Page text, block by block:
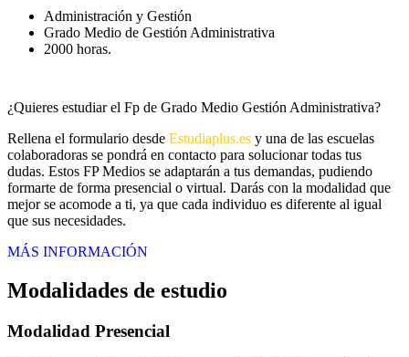
Administración y Gestión
Grado Medio de Gestión Administrativa
2000 horas.
¿Quieres estudiar el Fp de Grado Medio Gestión Administrativa?
Rellena el formulario desde Estudiaplus.es y una de las escuelas
colaboradoras se pondrá en contacto para solucionar todas tus
dudas. Estos FP Medios se adaptarán a tus demandas, pudiendo
formarte de forma presencial o virtual. Darás con la modalidad que
mejor se acomode a ti, ya que cada individuo es diferente al igual
que sus necesidades.
MÁS INFORMACIÓN
Modalidades de estudio
Modalidad Presencial